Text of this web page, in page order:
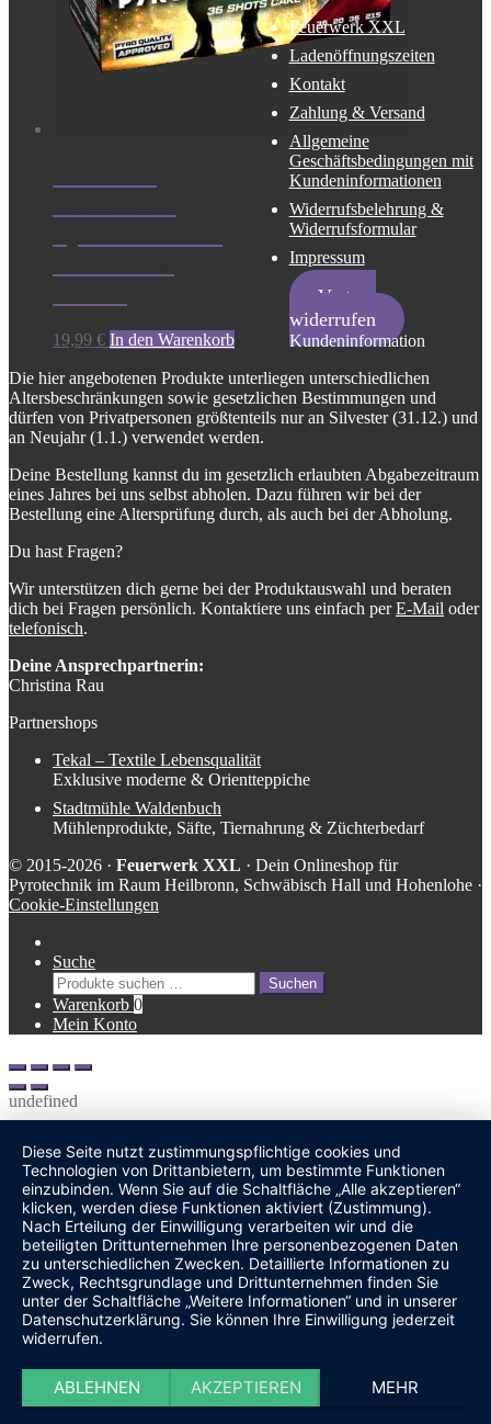
19,99 € In den Warenkorb
Feuerwerk XXL
Ladenöffnungszeiten
Kontakt
Zahlung & Versand
Allgemeine
Geschäftsbedingungen mit
Kundeninformationen
Widerrufsbelehrung &
Widerrufsformular
Impressum
Vertrag
widerrufen
Kundeninformation
Die hier angebotenen Produkte unterliegen unterschiedlichen
Altersbeschränkungen sowie gesetzlichen Bestimmungen und
dürfen von Privatpersonen größtenteils nur an Silvester (31.12.) und
an Neujahr (1.1.) verwendet werden.
Deine Bestellung kannst du im gesetzlich erlaubten Abgabezeitraum
eines Jahres bei uns selbst abholen. Dazu führen wir bei der
Bestellung eine Altersprüfung durch, als auch bei der Abholung.
Du hast Fragen?
Wir unterstützen dich gerne bei der Produktauswahl und beraten
dich bei Fragen persönlich. Kontaktiere uns einfach perE-Mail oder
telefonisch.
Deine Ansprechpartnerin:
Christina Rau
Partnershops
Tekal – Textile Lebensqualität
Exklusive moderne & Orientteppiche
Stadtmühle Waldenbuch
Mühlenprodukte, Säfte, Tiernahrung & Züchterbedarf
© 2015-2026 · Feuerwerk XXL · Dein Onlineshop für
Pyrotechnik im Raum Heilbronn, Schwäbisch Hall und Hohenlohe ·
Cookie-Einstellungen
Suche
Suche
nach:
Suchen
Warenkorb 0
Mein Konto
Diese Seite nutzt zustimmungspflichtige cookies und
Technologien von Drittanbietern, um bestimmte Funktionen
einzubinden. Wenn Sie auf die Schaltfläche „Alle akzeptieren“
klicken, werden diese Funktionen aktiviert (Zustimmung).
Nach Erteilung der Einwilligung verarbeiten wir und die
beteiligten Drittunternehmen Ihre personenbezogenen Daten
zu unterschiedlichen Zwecken. Detaillierte Informationen zu
Zweck, Rechtsgrundlage und Drittunternehmen finden Sie
unter der Schaltfläche „Weitere Informationen“ und in unserer
Datenschutzerklärung. Sie können Ihre Einwilligung jederzeit
widerrufen.
ABLEHNEN AKZEPTIEREN MEHR
undefined